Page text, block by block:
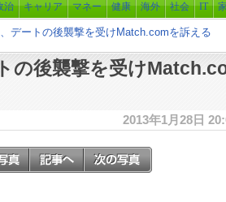
治 キャリア マネー 健康 海外 社会 IT
デートの後襲撃を受けMatch.comを訴える
の後襲撃を受け
2013年1月28日